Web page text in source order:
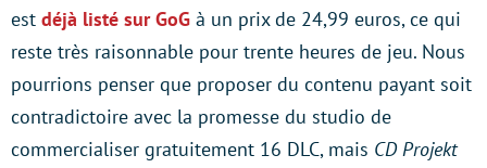
est déjà listé sur GoG à un prix de 24,99 euros, ce qui
reste très raisonnable pour trente heures de jeu. Nous
pourrions penser que proposer du contenu payant soit
contradictoire avec la promesse du studio de
commercialiser gratuitement 16 DLC, mais CD Projekt